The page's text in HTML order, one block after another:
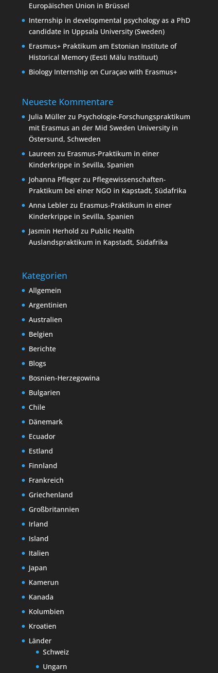
Europäischen Union in Brüssel
Internship in developmental psychology as a PhD
candidate in Uppsala University (Sweden)
Erasmus+ Praktikum am Estonian Institute of
Historical Memory (Eesti Mälu Instituut)
Biology Internship on Curaçao with Erasmus+
Neueste Kommentare
Julia Müllerzu Psychologie-Forschungspraktikum
mit Erasmus an der Mid Sweden University in
Östersund, Schweden
Laureen zu Erasmus-Praktikum in einer
Kinderkrippe in Sevilla, Spanien
Johanna Pflegerzu Pflegewissenschaften-
Praktikum bei einer NGO in Kapstadt, Südafrika
Anna Leblerzu Erasmus-Praktikum in einer
Kinderkrippe in Sevilla, Spanien
Jasmin Herhold zu Public Health
Auslandspraktikum in Kapstadt, Südafrika
Kategorien
Allgemein
Argentinien
Australien
Belgien
Berichte
Blogs
Bosnien-Herzegowina
Bulgarien
Chile
Dänemark
Ecuador
Estland
Finnland
Frankreich
Griechenland
Großbritannien
Irland
Island
Italien
Japan
Kamerun
Kanada
Kolumbien
Kroatien
Länder
Schweiz
Ungarn